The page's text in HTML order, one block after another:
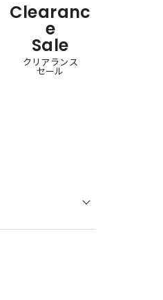
Clearanc
e
Sale
クリアランス
セール